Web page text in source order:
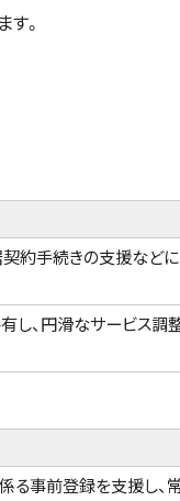
。
約手続きの支援などに
、円滑なサービス調整
る事前登録を支援し、